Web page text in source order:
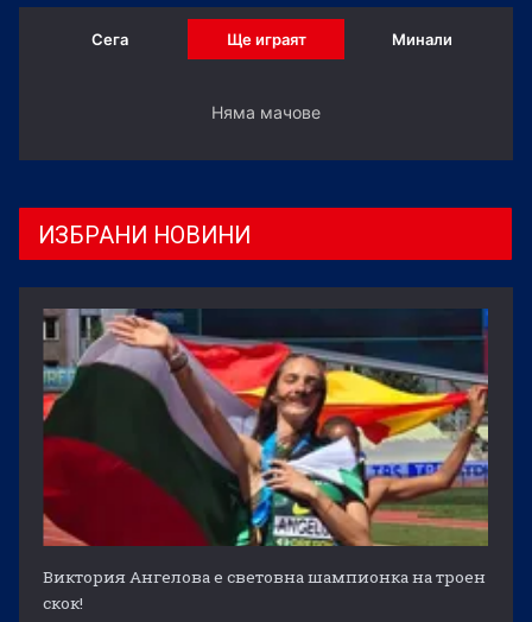
Сега Ще играят Минали
Няма мачове
ИЗБРАНИ НОВИНИ
Виктория Ангелова е световна шампионка на троен
скок!